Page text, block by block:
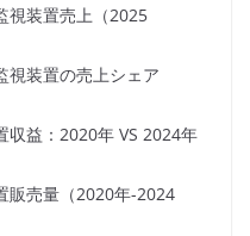
視装置売上（2025
視装置の売上シェア
収益：2020年 VS 2024年
販売量（2020年-2024